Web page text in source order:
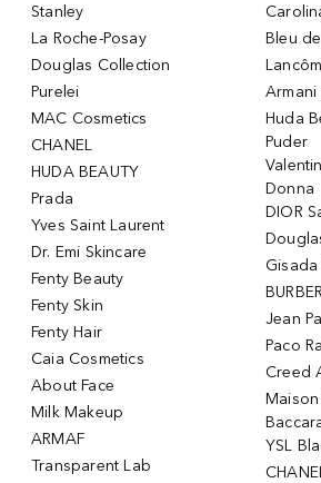
Stanley
La Roche-Posay
Douglas Collection
Purelei
MAC Cosmetics
CHANEL
HUDA BEAUTY
Prada
Yves Saint Laurent
Dr. Emi Skincare
Fenty Beauty
Fenty Skin
Fenty Hair
Caia Cosmetics
About Face
Milk Makeup
ARMAF
Transparent Lab
Bleu
Huda
Puder
Donna
DIOR
Jean
Paco
Creed
YSL